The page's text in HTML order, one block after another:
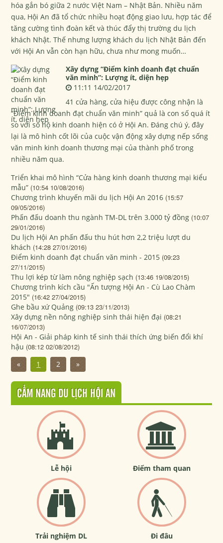
hóa gắn bó giữa 2 nước Việt Nam – Nhật Bản. Nhiều năm
qua, Hội An đã tổ chức nhiều hoạt động giao lưu, hợp tác để
tăng cường tình đoàn kết và thúc đẩy thị trường du lịch
khách Nhật. Thế nhưng lượng khách du lịch Nhật Bản đến
với Hội An vẫn còn hạn hữu, chưa như mong muốn…
Xây dựng “Điểm kinh doanh đạt chuẩn
văn minh”: Lượng ít, diện hẹp
11:11 14/02/2017
41 cửa hàng, cửa hiệu được công nhận là
“Điểm kinh doanh đạt chuẩn văn minh” quả là con số quá ít
so với số hộ kinh doanh hiện có ở Hội An. Đáng chú ý, đây
lại là mô hình cốt lõi của cuộc vận động xây dựng nếp sống
văn minh kinh doanh thương mại của thành phố trong
nhiều năm qua.
Triển khai mô hình “Cửa hàng kinh doanh thương mại kiểu
mẫu” (10:54 10/08/2016)
Chương trình khuyến mãi du lịch Hội An 2016 (15:57
09/05/2016)
Phấn đấu doanh thu ngành TM-DL trên 3.000 tỷ đồng (10:07
29/01/2016)
Du lịch Hội An phấn đấu thu hút hơn 2,2 triệu lượt du
khách (14:28 27/01/2016)
Điểm kinh doanh đạt chuẩn văn minh - 2015 (09:23
27/11/2015)
Thu lợi kép từ làm nông nghiệp sạch (13:46 19/08/2015)
Chương trình kích cầu "Ấn tượng Hội An - Cù Lao Chàm
2015" (16:42 27/04/2015)
Ghe bầu xứ Quảng (09:13 23/11/2013)
Xây dựng nền nông nghiệp sinh thái hiện đại (08:21
16/07/2013)
Hội An - Giải pháp kinh tế sinh thái thích ứng biến đổi khí
hậu (08:12 02/08/2012)
«
1 2 »
CẨM NANG DU LỊCH HỘI AN
Lễ hội Điểm tham quan
Trải nghiệm DL Đi đâu